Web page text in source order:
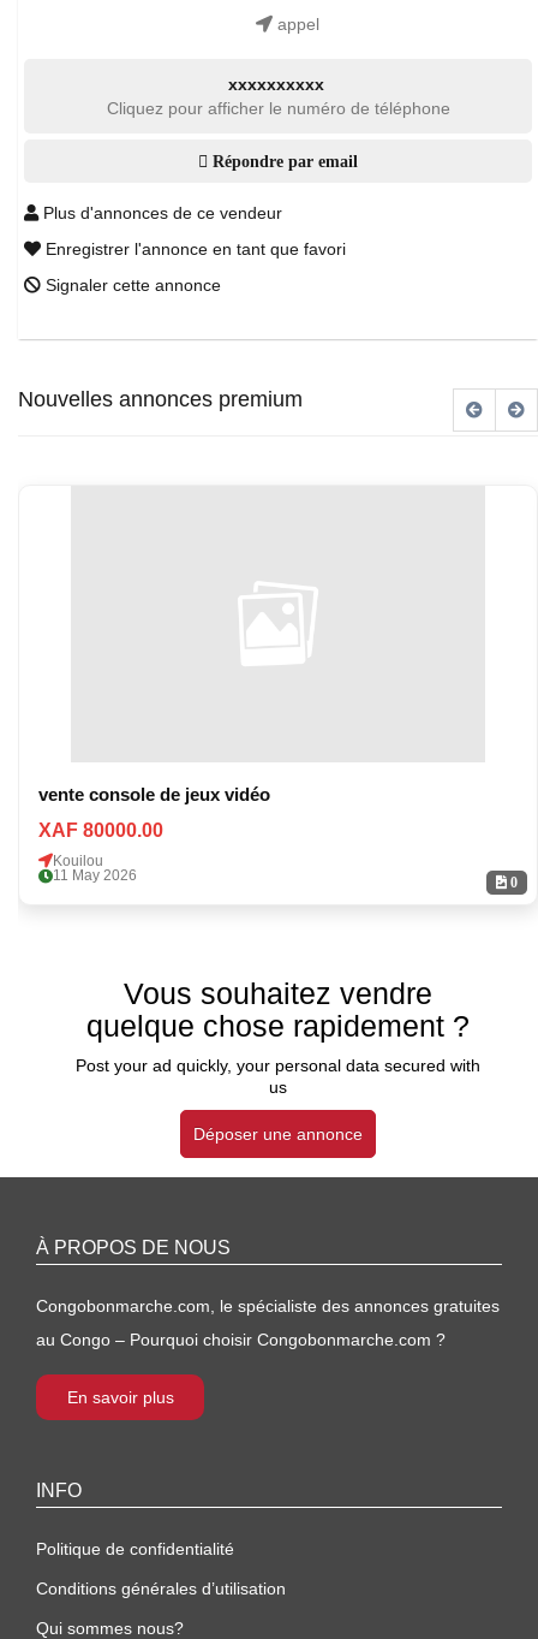
appel
xxxxxxxxxx
Cliquez pour afficher le numéro de téléphone
Répondre par email
Plus d'annonces de ce vendeur
Enregistrer l'annonce en tant que favori
Signaler cette annonce
Nouvelles annonces premium
0
vente console de jeux vidéo
XAF 80000.00
Kouilou
11 May 2026
Vous souhaitez vendre
quelque chose rapidement ?
Post your ad quickly, your personal data secured with
us
Déposer une annonce
À PROPOS DE NOUS
Congobonmarche.com, le spécialiste des annonces gratuites
au Congo – Pourquoi choisir Congobonmarche.com ?
En savoir plus
INFO
Politique de confidentialité
Conditions générales d’utilisation
Qui sommes nous?